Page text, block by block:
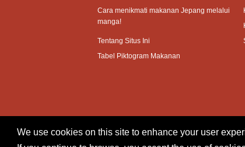
We use cookies on this site to enhance your user
Cara menikmati makanan Jepang melalui
manga!
Tentang Situs Ini
Tabel Piktogram Makanan